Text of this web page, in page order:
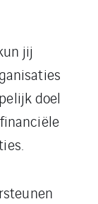
jij
doel